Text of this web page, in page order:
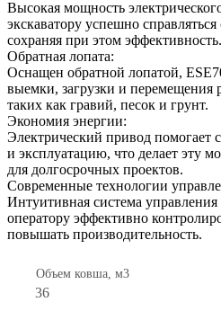
Высокая мощность
экскаватору успешно
сохраняя при этом эффективность.
Обратная лопата:
Оснащен обратной лопатой,
выемки, загрузки и перемещения
таких как гравий, песок и грунт.
Экономия энергии:
Электрический привод помогает
и эксплуатацию, что делает эту
для долгосрочных проектов.
Современные технологии
Интуитивная система
оператору эффективно
повышать производительность.
Объем ковша, м3
36